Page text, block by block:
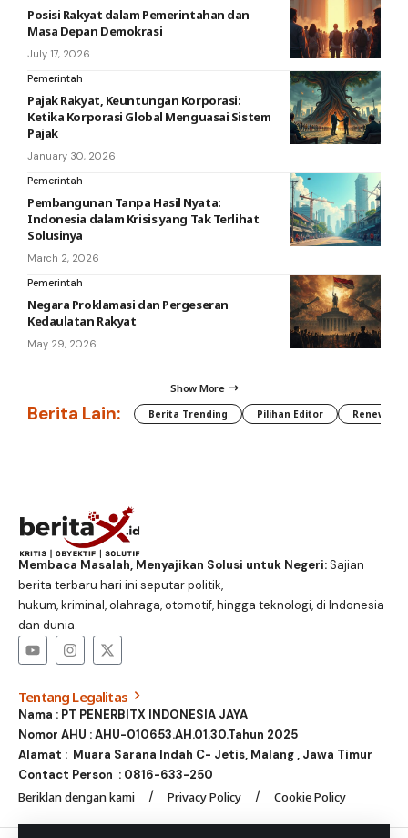
Posisi Rakyat dalam Pemerintahan dan
Masa Depan Demokrasi
July 17, 2026
Pemerintah
Pajak Rakyat, Keuntungan Korporasi:
Ketika Korporasi Global Menguasai Sistem
Pajak
January 30, 2026
Pemerintah
Pembangunan Tanpa Hasil Nyata:
Indonesia dalam Krisis yang Tak Terlihat
Solusinya
March 2, 2026
Pemerintah
Negara Proklamasi dan Pergeseran
Kedaulatan Rakyat
May 29, 2026
Show More
Berita Lain: Berita Trending Pilihan Editor
Membaca Masalah, Menyajikan Solusi untuk Negeri:Sajian
berita terbaru hari ini seputar politik,
hukum, kriminal, olahraga, otomotif, hingga teknologi, di Indonesia
dan dunia.
Tentang Legalitas
Nama : PT PENERBITX INDONESIA JAYA
Nomor AHU : AHU-010653.AH.01.30.Tahun 2025
Alamat : Muara Sarana Indah C- Jetis, Malang , Jawa Timur
Contact Person : 0816-633-250
Beriklan dengan kami Privacy Policy Cookie Policy